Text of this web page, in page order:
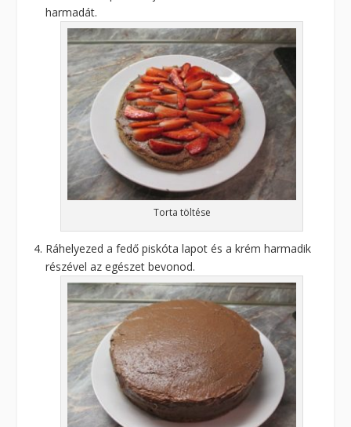
harmadát.
Torta töltése
Ráhelyezed a fedő piskóta lapot és a krém harmadik
részével az egészet bevonod.